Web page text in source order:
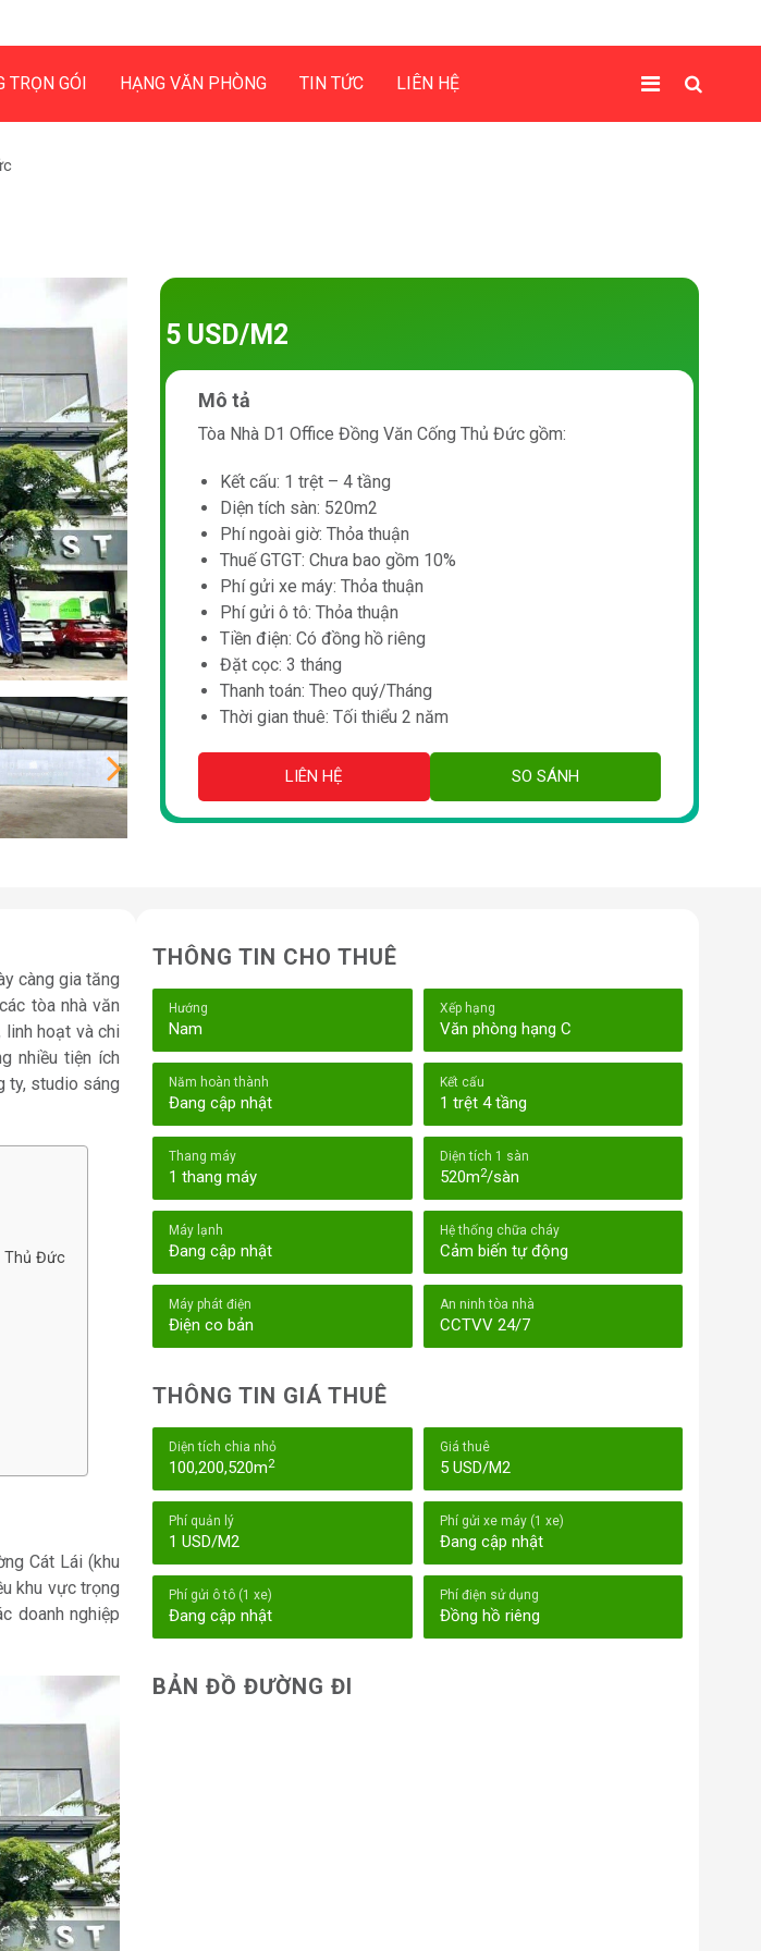
TRỌN GÓI HẠNG VĂN PHÒNG TIN TỨC LIÊN HỆ
5 USD/M2
Mô tả
Tòa Nhà D1 Office Đồng Văn Cống Thủ Đức gồm:
Kết cấu: 1 trệt – 4 tầng
Diện tích sàn: 520m2
Phí ngoài giờ: Thỏa thuận
Thuế GTGT: Chưa bao gồm 10%
Phí gửi xe máy: Thỏa thuận
Phí gửi ô tô: Thỏa thuận
Tiền điện: Có đồng hồ riêng
Đặt cọc: 3 tháng
Thanh toán: Theo quý/Tháng
Thời gian thuê: Tối thiểu 2 năm
LIÊN HỆ SO SÁNH
càng gia tăng
tòa nhà văn
linh hoạt và chi
nhiều tiện ích
ty, studio sáng
Thủ Đức
Cát Lái (khu
khu vực trọng
doanh nghiệp
THÔNG TIN CHO THUÊ
Hướng
Nam
Xếp hạng
Văn phòng hạng C
Năm hoàn thành
Đang cập nhật
Kết cấu
1 trệt 4 tầng
Thang máy
1 thang máy
Diện tích 1 sàn
520m2/sàn
Máy lạnh
Đang cập nhật
Hệ thống chữa cháy
Cảm biến tự động
Máy phát điện
Điện co bản
An ninh tòa nhà
CCTVV 24/7
THÔNG TIN GIÁ THUÊ
Diện tích chia nhỏ
100,200,520m2
Giá thuê
5 USD/M2
Phí quản lý
1 USD/M2
Phí gửi xe máy (1 xe)
Đang cập nhật
Phí gửi ô tô (1 xe)
Đang cập nhật
Phí điện sử dụng
Đồng hồ riêng
BẢN ĐỒ ĐƯỜNG ĐI